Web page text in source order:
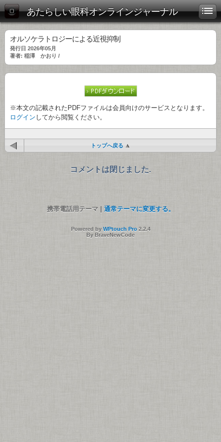
あたらしい眼科オンラインジャーナル
オルソケラトロジーによる近視抑制
発行日 2026年05月
著者: 稲澤 かおり /
※本文の記載されたPDFファイルは会員向けのサービスとなります。
ログイン してから閲覧ください。
トップへ戻る
コメントは閉じました.
携帯電話用テーマ | 通常テーマに変更する。
Powered by WPtouch Pro2.2.4
By BraveNewCode